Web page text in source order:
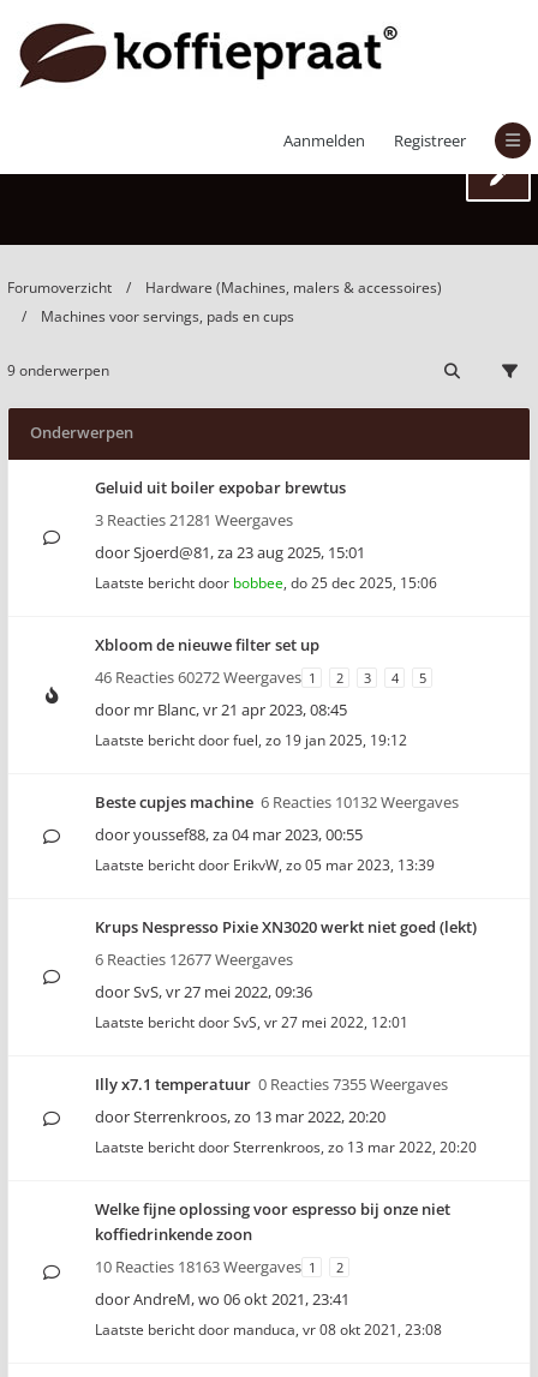
Aanmelden Registreer
Machines voor servings, pads en cups
Forumoverzicht
Hardware (Machines, malers & accessoires)
Machines voor servings, pads en cups
9 onderwerpen
Onderwerpen
Geluid uit boiler expobar brewtus
3 Reacties 21281 Weergaves
doorSjoerd@81,za 23 aug 2025, 15:01
Laatste bericht door bobbee, do 25 dec 2025, 15:06
Xbloom de nieuwe filter set up
46 Reacties 60272 Weergaves 1 2 3 4 5
door mr Blanc,vr 21 apr 2023, 08:45
Laatste bericht doorfuel, zo 19 jan 2025, 19:12
Beste cupjes machine 6 Reacties 10132 Weergaves
dooryoussef88,za 04 mar 2023, 00:55
Laatste bericht door ErikvW, zo 05 mar 2023, 13:39
Krups Nespresso Pixie XN3020 werkt niet goed (lekt)
6 Reacties 12677 Weergaves
doorSvS,vr 27 mei 2022, 09:36
Laatste bericht doorSvS, vr 27 mei 2022, 12:01
Illy x7.1 temperatuur 0 Reacties 7355 Weergaves
doorSterrenkroos,zo 13 mar 2022, 20:20
Laatste bericht doorSterrenkroos, zo 13 mar 2022, 20:20
Welke fijne oplossing voor espresso bij onze niet
koffiedrinkende zoon
10 Reacties 18163 Weergaves 1 2
doorAndreM,wo 06 okt 2021, 23:41
Laatste bericht door manduca, vr 08 okt 2021, 23:08